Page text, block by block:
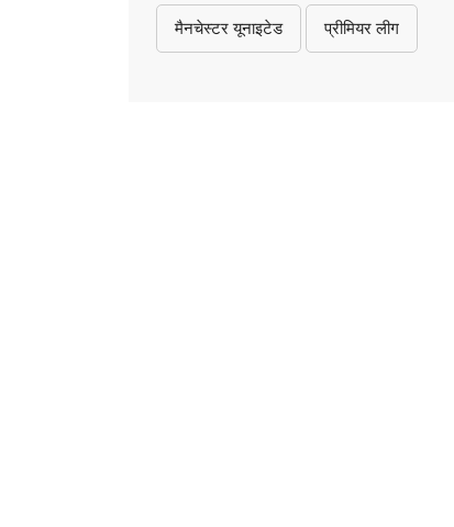
मैनचेस्टर यूनाइटेड प्रीमियर लीग